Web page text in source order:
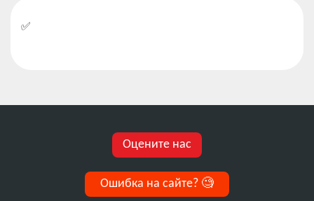
✅
Оцените нас
Ошибка на сайте? 🧐